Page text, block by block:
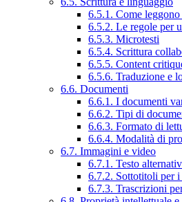
6.5.1. Come
6.5.2. Le regole per
6.5.3. Microtesti
6.5.4. Scrittura
6.5.5. Content
6.5.6. Traduzione e
6.6. Documenti
6.6.1. I documenti
6.6.2. Tipi di
6.6.3. Formato di
6.6.4. Modalità di
6.7. Immagini e video
6.7.1. Testo
6.7.2. Sottotitoli per
6.7.3. Trascrizioni